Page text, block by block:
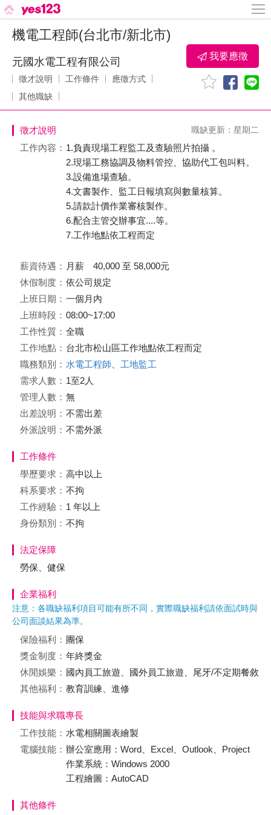
機電工程師(台北市/新北市)
元國水電工程有限公司
徵才說明 工作條件
應徵方式
其他職缺
我要應徵
徵才說明 職缺更新：星期二
工作內容： 1.負責現場工程監工及查驗照片拍攝 。
2.現場工務協調及物料管控、協助代工包叫料。
3.設備進場查驗。
4.文書製作、監工日報填寫與數量核算。
5.請款計價作業審核製作。
6.配合主管交辦事宜....等。
7.工作地點依工程而定
薪資待遇： 月薪 40,000 至 58,000元
休假制度： 依公司規定
上班日期： 一個月內
上班時段： 08:00~17:00
工作性質： 全職
工作地點： 台北市松山區工作地點依工程而定
職務類別： 水電工程師
工地監工
需求人數： 1至2人
管理人數： 無
出差說明： 不需出差
外派說明： 不需外派
工作條件
學歷要求： 高中以上
科系要求： 不拘
工作經驗： 1 年以上
身份類別： 不拘
法定保障
勞保、健保
企業福利
注意：各職缺福利項目可能有所不同，實際職缺福利請依面試時與
公司面談結果為準。
保險福利： 團保
獎金制度： 年終獎金
休閒娛樂： 國內員工旅遊、國外員工旅遊、尾牙/不定期餐敘
其他福利： 教育訓練、進修
技能與求職專長
工作技能： 水電相關圖表繪製
電腦技能： 辦公室應用：Word、Excel、Outlook、Project
作業系統：Windows 2000
工程繪圖：AutoCAD
其他條件